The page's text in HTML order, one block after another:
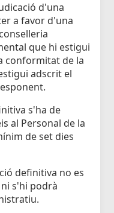
d'una
a favor d'una
que hi estigui
conformitat de la
adscrit el
s'ha de
al Personal de la
de set dies
definitiva no es
s'hi podrà